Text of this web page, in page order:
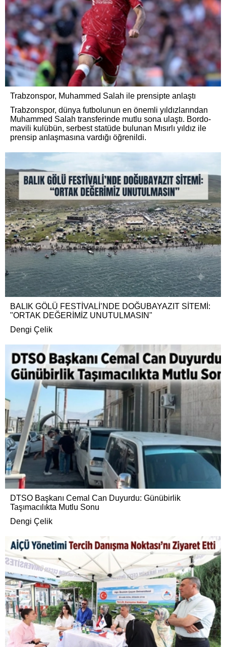
Trabzonspor, Muhammed Salah ile prensipte anlaştı
Trabzonspor, dünya futbolunun en önemli yıldızlarından
Muhammed Salah transferinde mutlu sona ulaştı. Bordo-
mavili kulübün, serbest statüde bulunan Mısırlı yıldız ile
prensip anlaşmasına vardığı öğrenildi.
BALIK GÖLÜ FESTİVALİ’NDE DOĞUBAYAZIT SİTEMİ:
"ORTAK DEĞERİMİZ UNUTULMASIN"
Dengi Çelik
DTSO Başkanı Cemal Can Duyurdu: Günübirlik
Taşımacılıkta Mutlu Sonu
Dengi Çelik